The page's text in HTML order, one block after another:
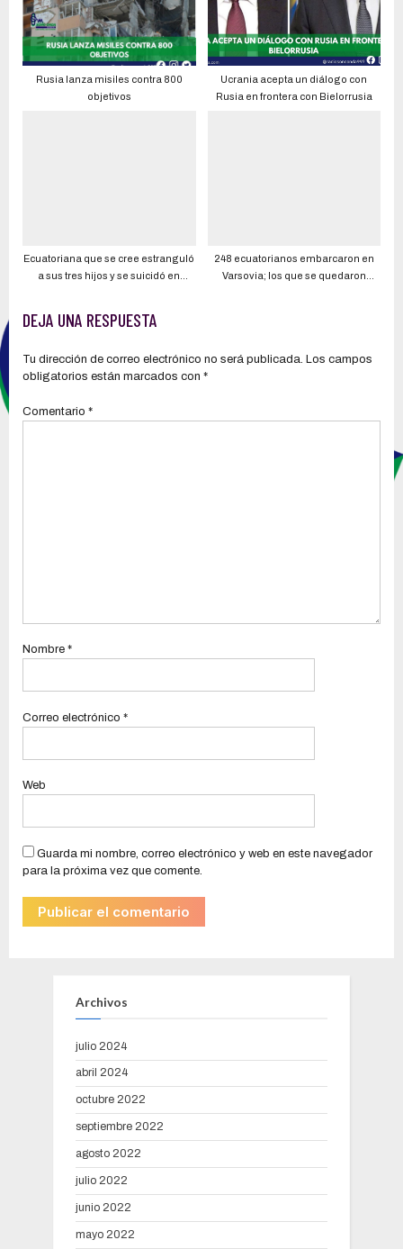
Rusia lanza misiles contra 800
objetivos
Ucrania acepta un diálogo con
Rusia en frontera con Bielorrusia
Ecuatoriana que se cree estranguló
a sus tres hijos y se suicidó en
248 ecuatorianos embarcaron en
Varsovia; los que se quedaron
DEJA UNA RESPUESTA
Tu dirección de correo electrónico no será publicada. Los campos
obligatorios están marcados con *
Comentario *
Nombre *
Correo electrónico *
Web
Guarda mi nombre, correo electrónico y web en este navegador
para la próxima vez que comente.
Archivos
julio 2024
abril 2024
octubre 2022
septiembre 2022
agosto 2022
julio 2022
junio 2022
mayo 2022